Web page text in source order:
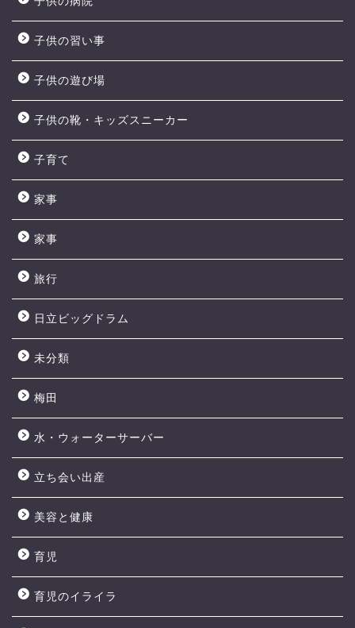
子供の習い事
子供の遊び場
子供の靴・キッズスニーカー
子育て
家事
家事
旅行
日立ビッグドラム
未分類
梅田
水・ウォーターサーバー
立ち会い出産
美容と健康
育児
育児のイライラ